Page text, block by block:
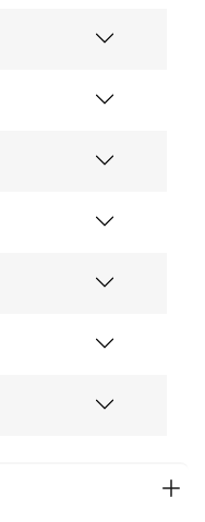
en
en om ons
ook informatie
onze
die deze
informatie die
hun diensten.
Targeting
geclassificeerd